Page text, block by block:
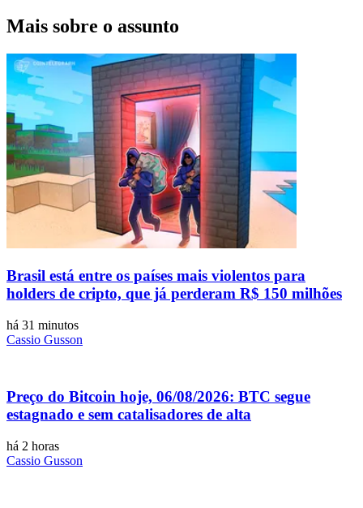
Mais sobre o assunto
Brasil está entre os países mais violentos para
holders de cripto, que já perderam R$ 150 milhões
há 31 minutos
Cassio Gusson
Preço do Bitcoin hoje, 06/08/2026: BTC segue
estagnado e sem catalisadores de alta
há 2 horas
Cassio Gusson